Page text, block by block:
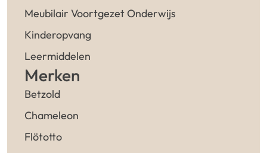
Meubilair Voortgezet Onderwijs
Kinderopvang
Leermiddelen
Merken
Betzold
Chameleon
Flötotto